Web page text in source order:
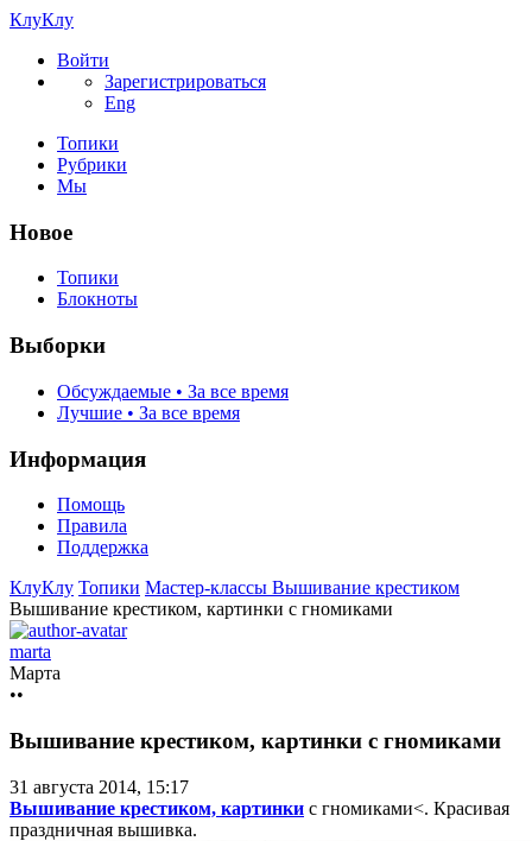
КлуКлу
Войти
Зарегистрироваться
Eng
Топики
Рубрики
Мы
Новое
Топики
Блокноты
Выборки
Обсуждаемые • За все время
Лучшие • За все время
Информация
Помощь
Правила
Поддержка
КлуКлу Топики Мастер-классы Вышивание крестиком
Вышивание крестиком, картинки с гномиками
marta
Марта
••
Вышивание крестиком, картинки с гномиками
31 августа 2014, 15:17
Вышивание крестиком, картинки с гномиками<. Красивая
праздничная вышивка.